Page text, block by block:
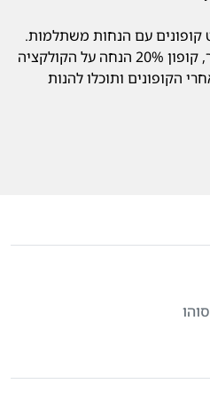
קופונים עם הנחות משתלמות.
קופון 10% הנחה על כל האתר, קופון 20% הנחה על הקולקציה
הקופונים ותוכלו להנות